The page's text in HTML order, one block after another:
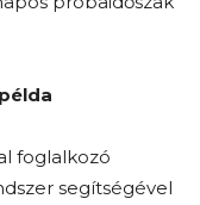
foglalkozó
segítségével